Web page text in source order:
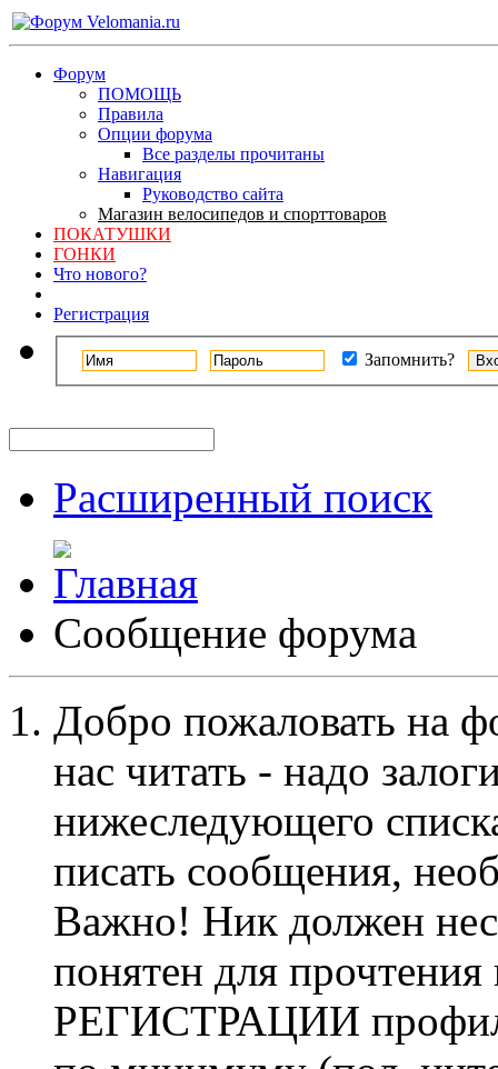
Форум
ПОМОЩЬ
Правила
Опции форума
Все разделы прочитаны
Навигация
Руководство сайта
Магазин велосипедов и спорттоваров
ПОКАТУШКИ
ГОНКИ
Что нового?
Регистрация
Запомнить?
Расширенный поиск
Сообщение форума
Добро пожаловать на
нас читать - надо
нижеследующего
писать сообщения,
Важно! Ник должен
понятен для
РЕГИСТРАЦИИ профиль